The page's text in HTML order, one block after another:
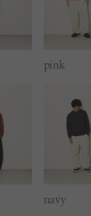
pink
navy